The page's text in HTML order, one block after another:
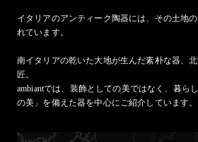
イタリアのアンティーク陶器には、その土地
れています。
南イタリアの乾いた大地が生んだ素朴な器、
匠。
ambiantでは、装飾としての美ではなく、暮ら
の美」を備えた器を中心にご紹介しています。